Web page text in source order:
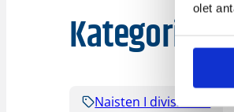
olet
Kategoriat
Naisten I divisioona